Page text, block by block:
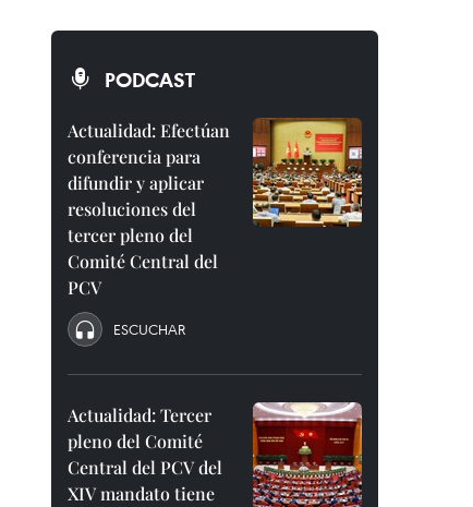
PODCAST
Actualidad: Efectúan
conferencia para
difundir y aplicar
resoluciones del
tercer pleno del
Comité Central del
PCV
ESCUCHAR
Actualidad: Tercer
pleno del Comité
Central del PCV del
XIV mandato tiene